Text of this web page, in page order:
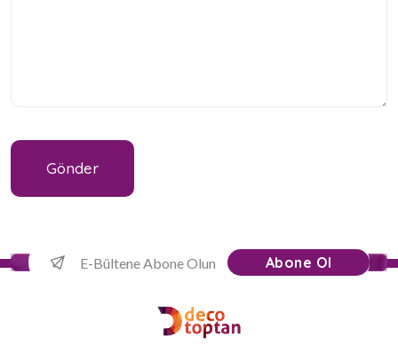
Gönder
Abone Ol